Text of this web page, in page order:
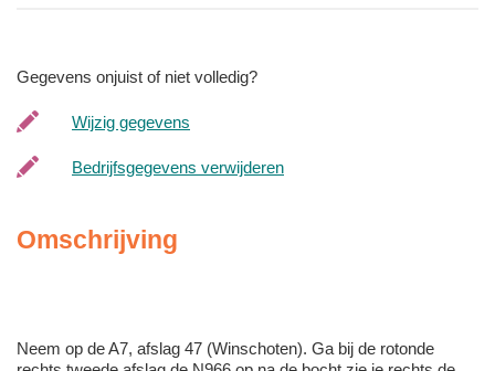
Gegevens onjuist of niet volledig?
Wijzig gegevens
Bedrijfsgegevens verwijderen
Omschrijving
Neem op de A7, afslag 47 (Winschoten). Ga bij de rotonde